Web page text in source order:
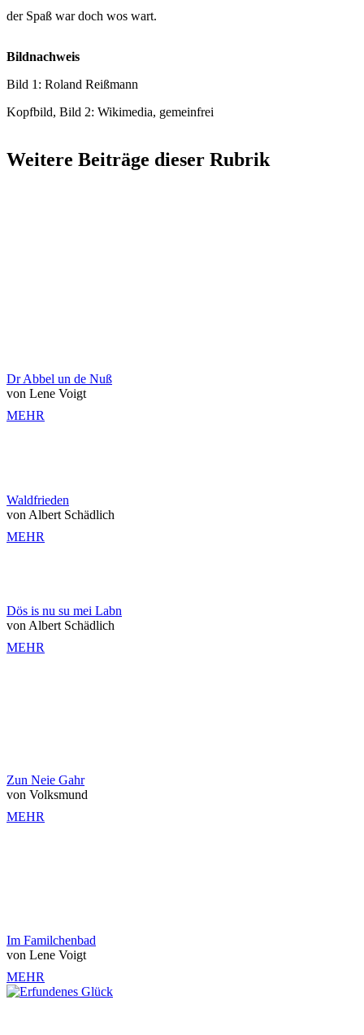
der Spaß war doch wos wart.
Bildnachweis
Bild 1: Roland Reißmann
Kopfbild, Bild 2: Wikimedia, gemeinfrei
Weitere Beiträge dieser Rubrik
Dr Abbel un de Nuß
von Lene Voigt
MEHR
Waldfrieden
von Albert Schädlich
MEHR
Dös is nu su mei Labn
von Albert Schädlich
MEHR
Zun Neie Gahr
von Volksmund
MEHR
Im Familchenbad
von Lene Voigt
MEHR